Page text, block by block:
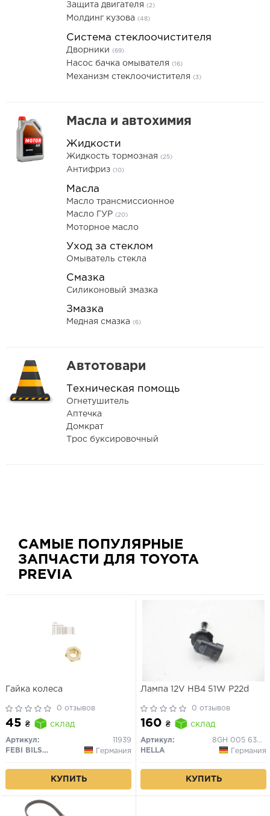
Защита двигателя (2)
Молдинг кузова (48)
Система стеклоочистителя
Дворники (69)
Насос бачка омывателя (16)
Механизм стеклоочистителя (3)
Масла и автохимия
Жидкости
Жидкость тормозная (25)
Антифриз (10)
Масла
Масло трансмиссионное
Масло ГУР (20)
Моторное масло
Уход за стеклом
Омыватель стекла
Смазка
Силиконовый змазка
Змазка
Медная смазка (6)
Автотовари
Техническая помощь
Огнетушитель
Аптечка
Домкрат
Трос буксировочный
САМЫЕ ПОПУЛЯРНЫЕ
ЗАПЧАСТИ ДЛЯ TOYOTA
PREVIA
Гайка колеса
0 отзывов
45 ₴ склад
Артикул:
11939
FEBI BILSTEIN
Германия
КУПИТЬ
Лампа 12V HB4 51W P22d
0 отзывов
160 ₴ склад
Артикул:
8GH 005 636-121
HELLA
Германия
КУПИТЬ